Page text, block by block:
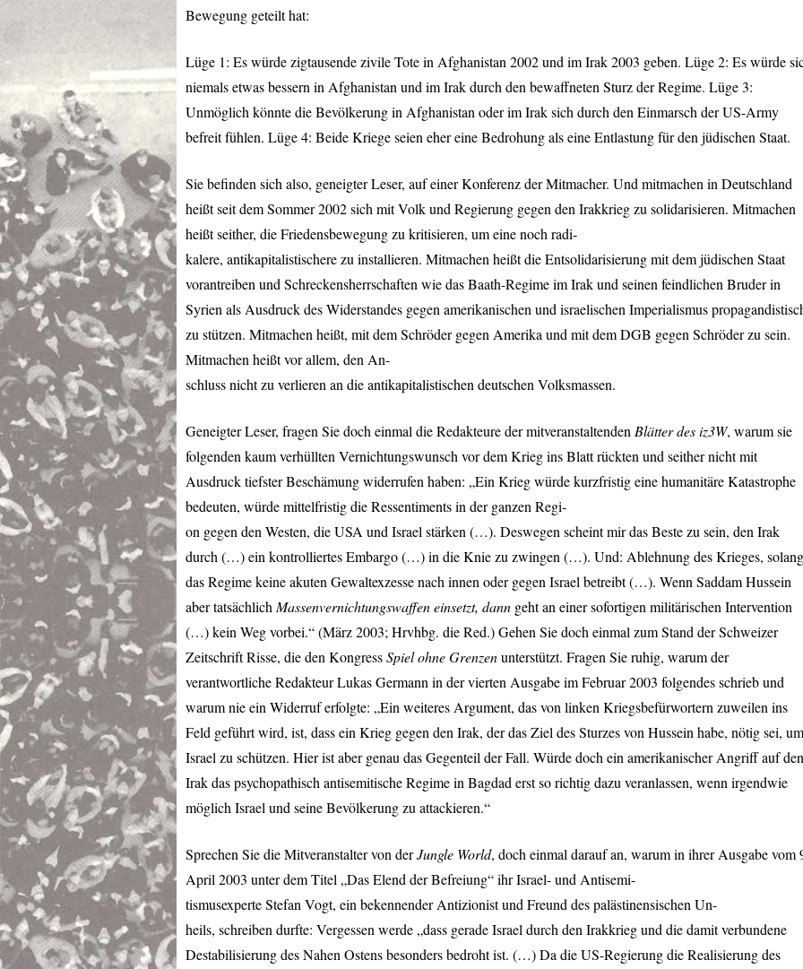
Bewegung geteilt hat:
Lüge 1: Es würde zigtausende zivile Tote in Afghanistan 2002 und im Irak 2003 geben. Lüge 2: Es würde
niemals etwas bessern in Afghanistan und im Irak durch den bewaffneten Sturz der Regime. Lüge 3:
Unmöglich könnte die Bevölkerung in Afghanistan oder im Irak sich durch den Einmarsch der US-Army
befreit fühlen. Lüge 4: Beide Kriege seien eher eine Bedrohung als eine Entlastung für den jüdischen Staat.
Sie befinden sich also, geneigter Leser, auf einer Konferenz der Mitmacher. Und mitmachen in Deutschland
heißt seit dem Sommer 2002 sich mit Volk und Regierung gegen den Irakkrieg zu solidarisieren. Mitmachen
heißt seither, die Friedensbewegung zu kritisieren, um eine noch radi-
kalere, antikapitalistischere zu installieren. Mitmachen heißt die Entsolidarisierung mit dem jüdischen Staat
vorantreiben und Schreckensherrschaften wie das Baath-Regime im Irak und seinen feindlichen Bruder in
Syrien als Ausdruck des Widerstandes gegen amerikanischen und israelischen Imperialismus
zu stützen. Mitmachen heißt, mit dem Schröder gegen Amerika und mit demDGB gegen Schröder zu sein.
Mitmachen heißt vor allem, den An-
schluss nicht zu verlieren an die antikapitalistischen deutschen Volksmassen.
Geneigter Leser, fragen Sie doch einmal die Redakteure der mitveranstaltenden Blätter des iz3W, warum sie
folgenden kaum verhüllten Vernichtungswunsch vor dem Krieg ins Blatt rückten und seither nicht mit
Ausdruck tiefster Beschämung widerrufen haben: „Ein Krieg würde kurzfristig eine humanitäre Katastrophe
bedeuten, würde mittelfristig die Ressentiments in der ganzen Regi-
on gegen den Westen, dieUSA und Israel stärken (…). Deswegen scheint mir das Beste zu sein, den Irak
durch (…) ein kontrolliertes Embargo (…) in die Knie zu zwingen (…). Und: Ablehnung des Krieges,
das Regime keine akuten Gewaltexzesse nach innen oder gegen Israel betreibt (…). Wenn Saddam Hussein
aber tatsächlich Massenvernichtungswaffen einsetzt, dann geht an einer sofortigen militärischen Intervention
(…) kein Weg vorbei.“ (März 2003; Hrvhbg. die Red.) Gehen Sie doch einmal zum Stand der Schweizer
Zeitschrift Risse, die den KongressSpiel ohne Grenzenunterstützt. Fragen Sie ruhig, warum der
verantwortliche Redakteur Lukas Germann in der vierten Ausgabe im Februar 2003 folgendes schrieb und
warum nie ein Widerruf erfolgte: „Ein weiteres Argument, das von linken Kriegsbefürwortern zuweilen ins
Feld geführt wird, ist, dass ein Krieg gegen den Irak, der das Ziel des Sturzes von Hussein habe, nötig sei, um
Israel zu schützen. Hier ist aber genau das Gegenteil der Fall. Würde doch ein amerikanischer Angriff auf den
Irak das psychopathisch antisemitische Regime in Bagdad erst so richtig dazu veranlassen, wenn irgendwie
möglich Israel und seine Bevölkerung zu attackieren.“
Sprechen Sie die Mitveranstalter von derJungle World, doch einmal darauf an, warum in ihrer Ausgabe vom
April 2003 unter dem Titel „Das Elend der Befreiung“ ihr Israel- und Antisemi-
tismusexperte Stefan Vogt, ein bekennender Antizionist und Freund des palästinensischen Un-
heils, schreiben durfte: Vergessen werde „dass gerade Israel durch den Irakkrieg und die damit verbundene
Destabilisierung des Nahen Ostens besonders bedroht ist. (…) Da die US-Regierung die Realisierung des